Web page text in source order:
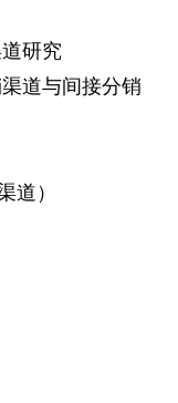
研究
道与间接分销
道）